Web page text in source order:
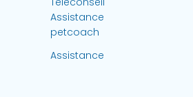
Assistance
petcoach
Assistance